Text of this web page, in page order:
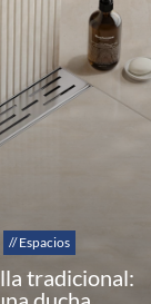
// Espacios
tradicional: